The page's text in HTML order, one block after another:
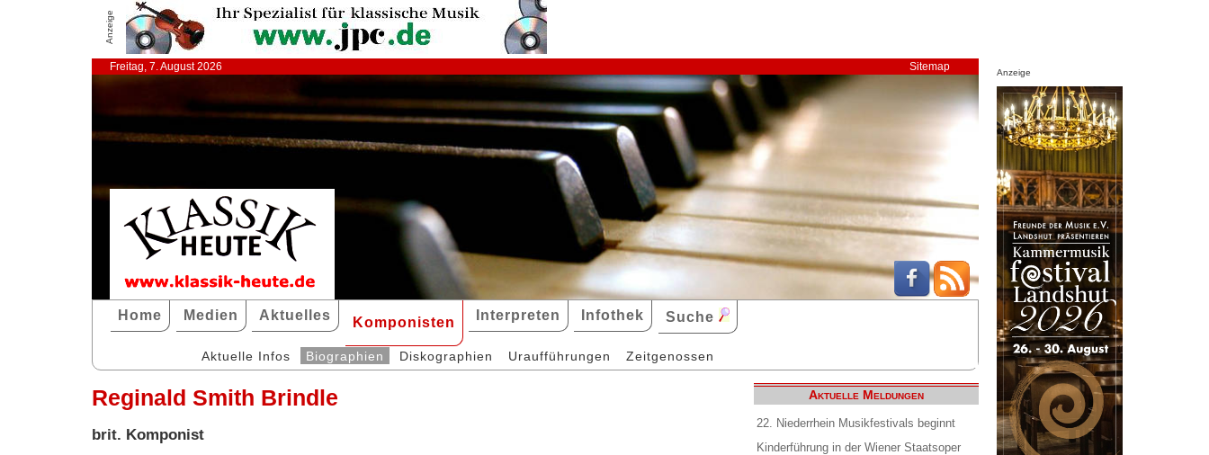
Anzeige
Freitag, 7. August 2026 Sitemap
Home Medien Aktuelles Komponisten Interpreten Infothek Suche
Aktuelle Infos Biographien Diskographien Uraufführungen Zeitgenossen
Reginald Smith Brindle
brit. Komponist
Aktuelle Meldungen
22. Niederrhein Musikfestivals beginnt
Kinderführung in der Wiener Staatsoper
Anzeige